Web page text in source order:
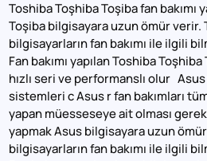
Toshiba Toşhiba Toşiba fan bakımı
Toşiba bilgisayara uzun ömür verir.
bilgisayarların fan bakımı ile ilgili
Fan bakımı yapılan Toshiba
hızlı seri ve performanslı olur
sistemleri c Asus r fan bakımları
yapan müesseseye ait olması
yapmak Asus bilgisayara uzun
bilgisayarların fan bakımı ile ilgili